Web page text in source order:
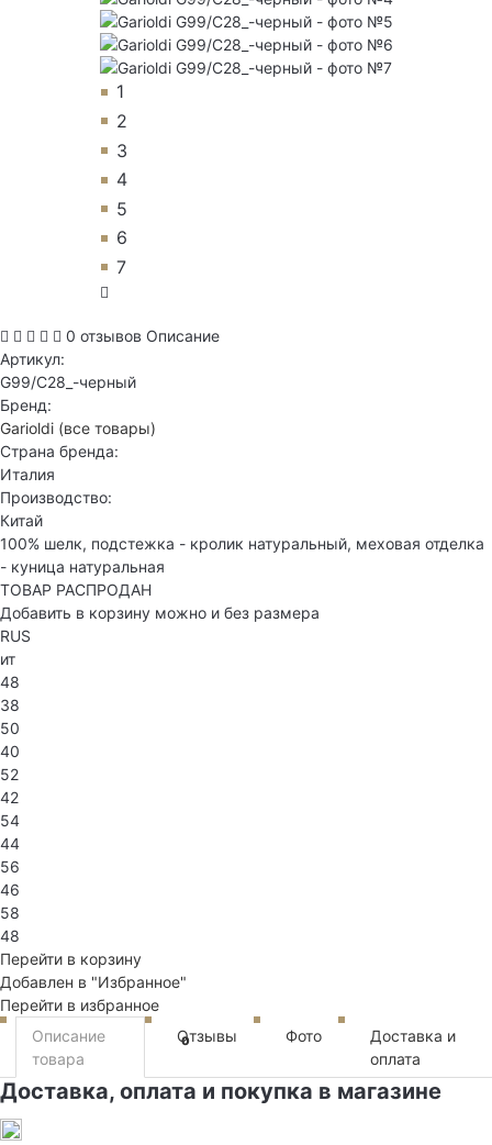
1
2
3
4
5
6
7
0 отзывов Описание
Артикул:
G99/C28_-черный
Бренд:
Garioldi (все товары)
Страна бренда:
Италия
Производство:
Китай
100% шелк, подстежка - кролик натуральный, меховая отделка
- куница натуральная
ТОВАР РАСПРОДАН
Добавить в корзину можно и без размера
RUS
ит
48
38
50
40
52
42
54
44
56
46
58
48
Перейти в корзину
Добавлен в "Избранное"
Перейти в избранное
Описание
товара
Отзывы
0 Фото
Доставка и
оплата
Доставка, оплата и покупка в магазине